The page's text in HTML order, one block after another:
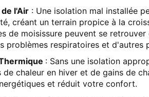
l'Air : Une isolation mal installée
créant un terrain propice à la
de moisissure peuvent se
problèmes respiratoires et d'autres
: Sans une isolation
chaleur en hiver et de gains de
et réduit votre confort.